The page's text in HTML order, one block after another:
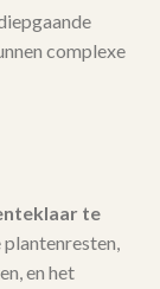
complexe
te
en het